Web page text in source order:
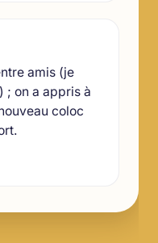
amis (je
; on a appris à
coloc